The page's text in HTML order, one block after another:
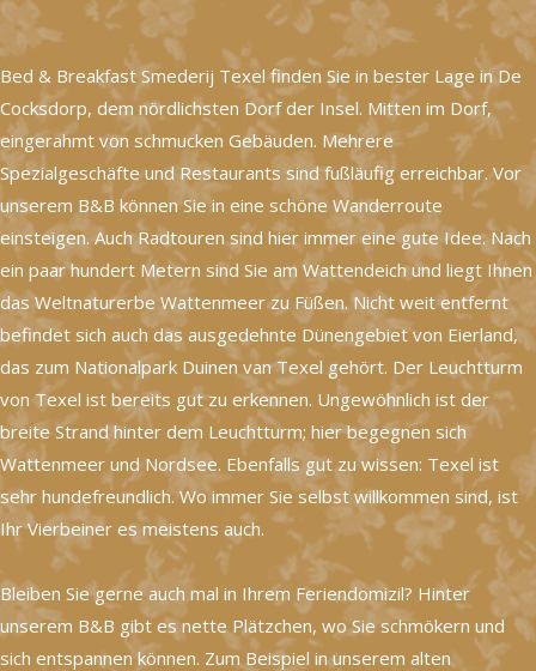
Bed & Breakfast Smederij Texel finden Sie in bester Lage in De
Cocksdorp, dem nördlichsten Dorf der Insel. Mitten im Dorf,
eingerahmt von schmucken Gebäuden. Mehrere
Spezialgeschäfte und Restaurants sind fußläufig erreichbar. Vor
unserem B&B können Sie in eine schöne Wanderroute
einsteigen. Auch Radtouren sind hier immer eine gute Idee. Nach
ein paar hundert Metern sind Sie am Wattendeich und liegt Ihnen
das Weltnaturerbe Wattenmeer zu Füßen. Nicht weit entfernt
befindet sich auch das ausgedehnte Dünengebiet von Eierland,
das zum Nationalpark Duinen van Texel gehört. Der Leuchtturm
von Texel ist bereits gut zu erkennen. Ungewöhnlich ist der
breite Strand hinter dem Leuchtturm; hier begegnen sich
Wattenmeer und Nordsee. Ebenfalls gut zu wissen: Texel ist
sehr hundefreundlich. Wo immer Sie selbst willkommen sind, ist
Ihr Vierbeiner es meistens auch.
Bleiben Sie gerne auch mal in Ihrem Feriendomizil? Hinter
unserem B&B gibt es nette Plätzchen, wo Sie schmökern und
sich entspannen können. Zum Beispiel in unserem alten